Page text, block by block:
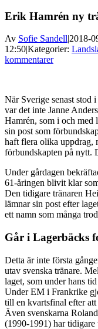
Erik Hamrén ny
Av Sofie Sandell|2018-
12:50|Kategorier:
kommentarer
När Sverige senast stod
var det inte Janne
Hamrén, som i och med
sin post som
haft flera olika uppdrag,
förbundskapten på nytt.
Under gårdagen
61-åringen blivit klar
Den tidigare tränaren
lämnar sin post efter
ett namn som många
Går i Lagerbäcks
Detta är inte första
utav svenska tränare.
laget, som under hans
Under EM i Frankrike
till en kvartsfinal efter
Även svenskarna
(1990-1991) har tidigare